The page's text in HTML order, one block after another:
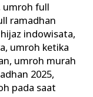
umroh full
ramadhan
indowisata,
, umroh ketika
, umroh murah
2025,
pada saat